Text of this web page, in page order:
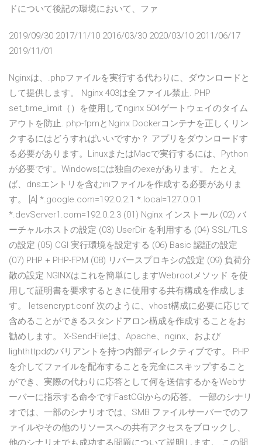
ドについて後記の環境において、ファ
2019/09/30 2017/11/10 2016/03/30 2020/03/10 2011/06/17
2019/11/01
Nginxは、.phpファイルを実行する代わりに、ダウンロードと
して提供します。 Nginx 403は全ファイル禁止. PHP
set_time_limit（）を使用してnginx 504ゲートウェイのタイム
アウトを防止. php-fpmとNginx Dockerコンテナを正しくリン
クするにはどうすればいいですか？ アプリをダウンロードす
る必要があります。LinuxまたはMacで実行するには、Python
が必要です。Windowsには独自のexeがあります。 たとえ
ば、dnsエントリを含むiniファイルを作成する必要がありま
す。 [A] *.google.com=192.0.2.1 *.local=127.0.0.1
*.devServer1.com=192.0.2.3 (01) Nginx インストール (02) バ
ーチャルホストの設定 (03) UserDir を利用する (04) SSL/TLS
の設定 (05) CGI 実行環境を設定する (06) Basic 認証の設定
(07) PHP + PHP-FPM (08) リバースプロキシの設定 (09) 負荷分
散の設定 NGINXはこれを簡単にしますWebrootメソッド を使
用して証明書を要求するときに使用する共有構成を作成しま
す。 letsencrypt.conf 次のように、vhost構成に必要に応じて
含めることができるスタンドアロン構成を作成することをお
勧めします。 X-Send-Fileは、Apache、nginx、および
lighthttpdのバリアントを持つ内部ディレクティブです。 PHP
を介してファイルを配布することを完全にスキップすること
ができ、実際の代わりに応答として何を送信するかをWebサ
ーバーに指示する命令ですFastCGIからの応答。 一部のシナリ
オでは、一部のシナリオでは、SMB ファイルサーバーでのフ
ァイルやその他のリソースへの共有アクセスをブロックし、